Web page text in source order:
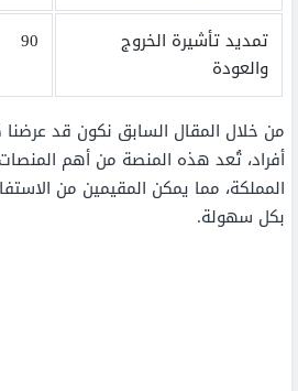
تمديد تأشيرة الخروج
والعودة
90
من خلال المقال السابق نكون قد
أفراد، تُعد هذه المنصة من أهم
المملكة، مما يمكن المقيمين من
بكل سهولة.